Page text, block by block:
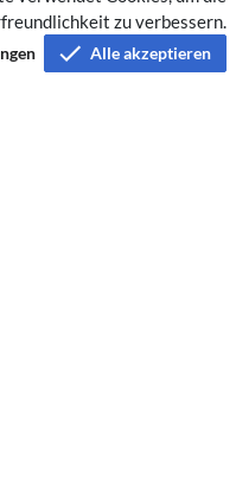
zu verbessern.
Alle akzeptieren